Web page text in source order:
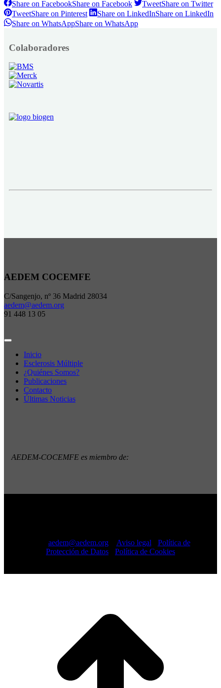
Share on FacebookShare on Facebook TweetShare on Twitter
TweetShare on Pinterest Share on LinkedInShare on LinkedIn
Share on WhatsAppShare on WhatsApp
Colaboradores
AEDEM COCEMFE
C/Sangenjo, nº 36 Madrid 28034
aedem@aedem.org
91 448 13 05
Inicio
Esclerosis Múltiple
¿Quiénes Somos?
Publicaciones
Contacto
Últimas Noticias
AEDEM-COCEMFE es miembro de:
aedem@aedem.org// Aviso legal
Política de
Protección de Datos
Política de Cookies